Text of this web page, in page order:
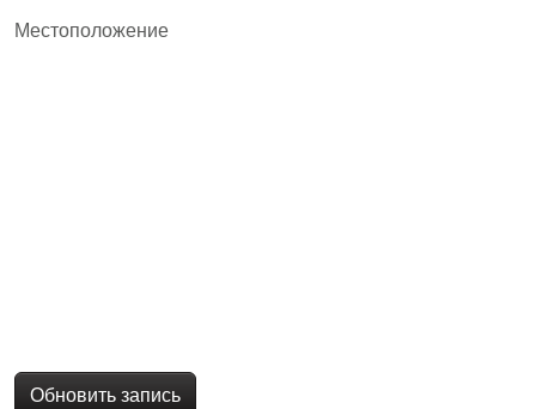
Местоположение
Обновить запись